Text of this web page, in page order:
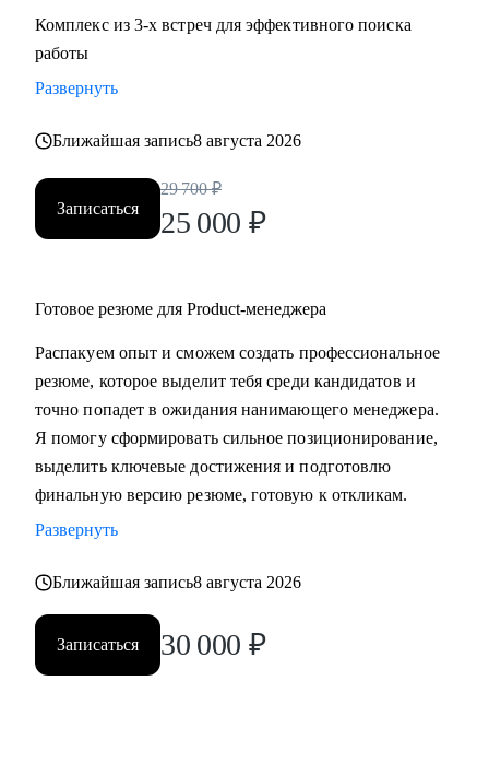
Комплекс из 3-х встреч для эффективного поиска
работы
Развернуть
Ближайшая запись8 августа 2026
Записаться
29 700 ₽
25 000 ₽
Готовое резюме для Product-менеджера
Распакуем опыт и сможем создать профессиональное
резюме, которое выделит тебя среди кандидатов и
точно попадет в ожидания нанимающего менеджера.
Я помогу сформировать сильное позиционирование,
выделить ключевые достижения и подготовлю
финальную версию резюме, готовую к откликам.
Развернуть
Ближайшая запись8 августа 2026
Записаться 30 000 ₽